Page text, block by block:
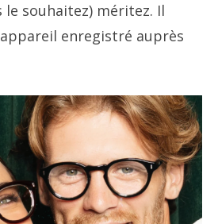
souhaitez) méritez. Il
appareil enregistré auprès